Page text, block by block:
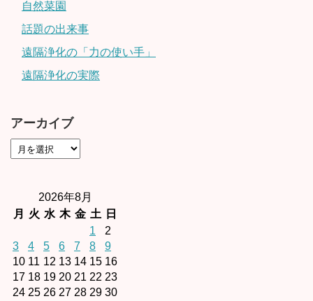
自然菜園
話題の出来事
遠隔浄化の「力の使い手」
遠隔浄化の実際
アーカイブ
2026年8月
月
火 水 木 金 土
日
1
2
3
4 5 6 7 8
9
10 11 12 13 14 15 16
17 18 19 20 21 22 23
24 25 26 27 28 29 30